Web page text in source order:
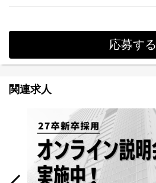
応募する
関連求人